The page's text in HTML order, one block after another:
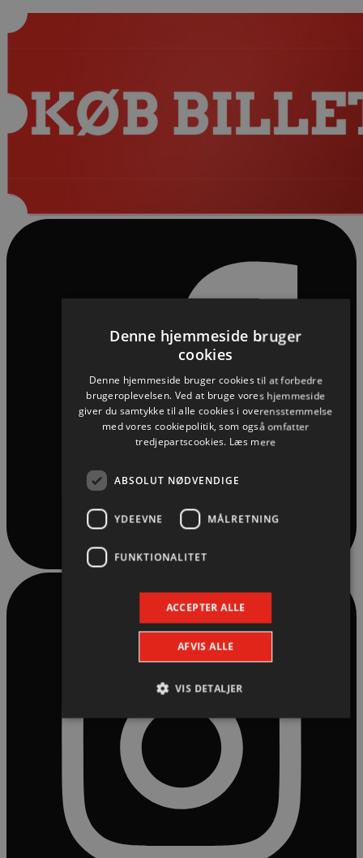
Denne hjemmeside bruger
cookies
Denne hjemmeside bruger cookies til at forbedre
brugeroplevelsen. Ved at bruge vores hjemmeside
giver du samtykke til alle cookies i overensstemmelse
med vores cookiepolitik, som også omfatter
tredjepartscookies. Læs mere
ABSOLUT NØDVENDIGE
YDEEVNE MÅLRETNING
FUNKTIONALITET
ACCEPTER ALLE
AFVIS ALLE
VIS DETALJER
Absolut nødvendige Ydeevne
Funktionalitet
Absolut nødvendige cookies muliggør hjemmesidens
grundlæggende funktionalitet såsom brugerlogin og
kontoadministration. Hjemmesiden kan ikke bruges
korrekt uden de absolut nødvendige cookies.